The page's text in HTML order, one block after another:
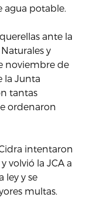
agua potable.
ante la
y
noviembre de
la Junta
tantas
ordenaron
intentaron
volvió la JCA a
ley y se
multas.